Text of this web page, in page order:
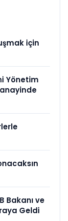
için
Yönetim
Bakanı ve
Geldi